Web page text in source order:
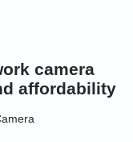
camera
affordability